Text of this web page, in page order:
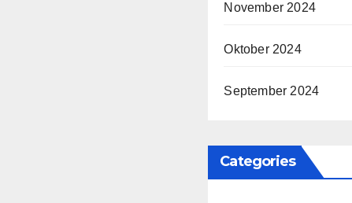
November 2024
Oktober 2024
September 2024
Categories